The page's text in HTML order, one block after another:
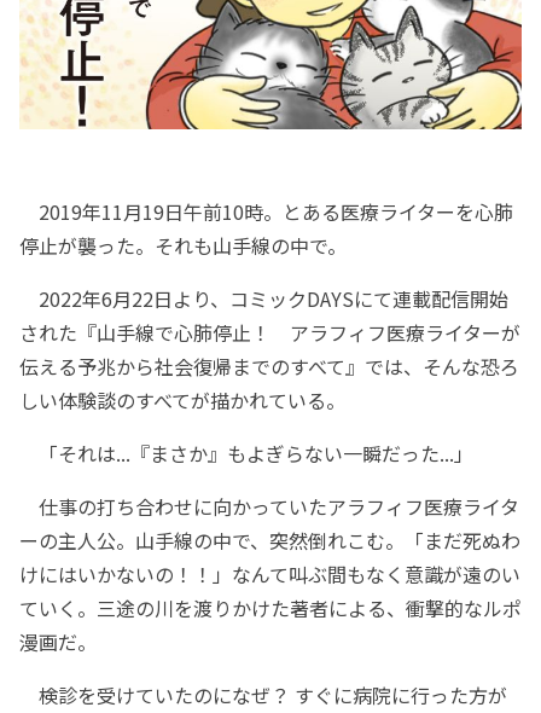
2019年11月19日午前10時。とある医療ライターを心肺
停止が襲った。それも山手線の中で。
2022年6月22日より、コミックDAYSにて連載配信開始
された『山手線で心肺停止！ アラフィフ医療ライターが
伝える予兆から社会復帰までのすべて』では、そんな恐ろ
しい体験談のすべてが描かれている。
「それは...『まさか』もよぎらない一瞬だった...」
仕事の打ち合わせに向かっていたアラフィフ医療ライタ
ーの主人公。山手線の中で、突然倒れこむ。「まだ死ぬわ
けにはいかないの！！」なんて叫ぶ間もなく意識が遠のい
ていく。三途の川を渡りかけた著者による、衝撃的なルポ
漫画だ。
検診を受けていたのになぜ？ すぐに病院に行った方が